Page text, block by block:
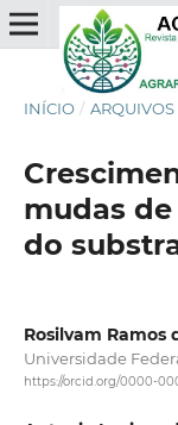
INÍCIO / ARQUIVOS
mudas
do
Rosilvam Ramos
Universidade
https://orcid.org/0000-